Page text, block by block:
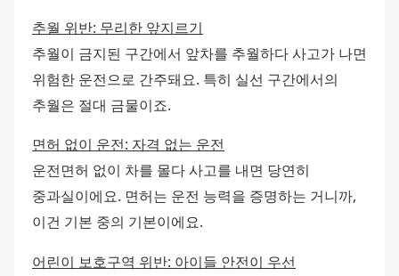
추월 위반: 무리한 앞지르기
추월이 금지된 구간에서 앞차를 추월하다 사고가 나면
위험한 운전으로 간주돼요. 특히 실선 구간에서의
추월은 절대 금물이죠.
면허 없이 운전: 자격 없는 운전
운전면허 없이 차를 몰다 사고를 내면 당연히
중과실이에요. 면허는 운전 능력을 증명하는 거니까,
이건 기본 중의 기본이에요.
어린이 보호구역 위반: 아이들 안전이 우선